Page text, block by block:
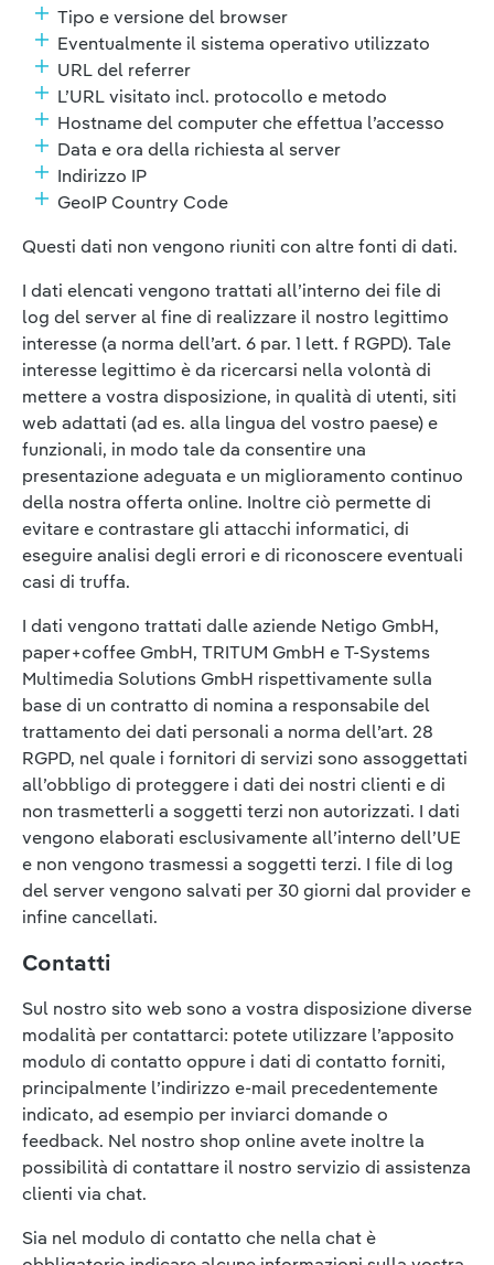
Tipo e versione del browser
Eventualmente il sistema operativo utilizzato
URL del referrer
L’URL visitato incl. protocollo e metodo
Hostname del computer che effettua l’accesso
Data e ora della richiesta al server
Indirizzo IP
GeoIP Country Code
Questi dati non vengono riuniti con altre fonti di dati.
I dati elencati vengono trattati all’interno dei file di
log del server al fine di realizzare il nostro legittimo
interesse (a norma dell’art. 6 par. 1 lett. f RGPD). Tale
interesse legittimo è da ricercarsi nella volontà di
mettere a vostra disposizione, in qualità di utenti, siti
web adattati (ad es. alla lingua del vostro paese) e
funzionali, in modo tale da consentire una
presentazione adeguata e un miglioramento continuo
della nostra offerta online. Inoltre ciò permette di
evitare e contrastare gli attacchi informatici, di
eseguire analisi degli errori e di riconoscere eventuali
casi di truffa.
I dati vengono trattati dalle aziende Netigo GmbH,
paper+coffee GmbH, TRITUM GmbH e T-Systems
Multimedia Solutions GmbH rispettivamente sulla
base di un contratto di nomina a responsabile del
trattamento dei dati personali a norma dell’art. 28
RGPD, nel quale i fornitori di servizi sono assoggettati
all’obbligo di proteggere i dati dei nostri clienti e di
non trasmetterli a soggetti terzi non autorizzati. I dati
vengono elaborati esclusivamente all’interno dell’UE
e non vengono trasmessi a soggetti terzi. I file di log
del server vengono salvati per 30 giorni dal provider e
infine cancellati.
Contatti
Sul nostro sito web sono a vostra disposizione diverse
modalità per contattarci: potete utilizzare l’apposito
modulo di contatto oppure i dati di contatto forniti,
principalmente l’indirizzo e-mail precedentemente
indicato, ad esempio per inviarci domande o
feedback. Nel nostro shop online avete inoltre la
possibilità di contattare il nostro servizio di assistenza
clienti via chat.
Sia nel modulo di contatto che nella chat è